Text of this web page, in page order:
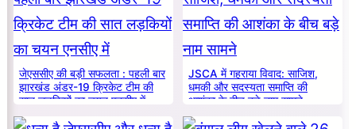
जेएससीए की बड़ी सफलता : पहली बार
झारखंड अंडर-19 क्रिकेट टीम की
सात लड़कियों का चयन एनसीए में
JSCA में गहराया विवाद: साजिश,
धमकी और सदस्यता समाप्ति की
आशंका के बीच बड़े नाम सामने